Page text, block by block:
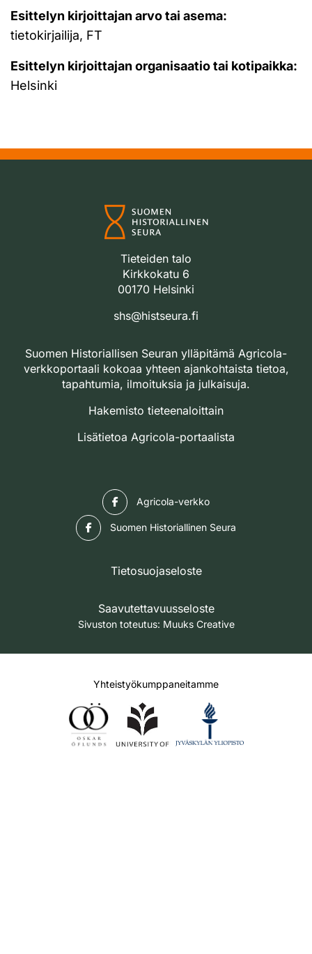
Esittelyn kirjoittajan arvo tai asema:
tietokirjailija, FT
Esittelyn kirjoittajan organisaatio tai kotipaikka:
Helsinki
Tieteiden talo
Kirkkokatu 6
00170 Helsinki
shs@histseura.fi
Suomen Historiallisen Seuran ylläpitämä Agricola-
verkkoportaali kokoaa yhteen ajankohtaista tietoa,
tapahtumia, ilmoituksia ja julkaisuja.
Hakemisto tieteenaloittain
Lisätietoa Agricola-portaalista
Agricola-verkko
Suomen Historiallinen Seura
Tietosuojaseloste
Saavutettavuusseloste
Sivuston toteutus: Muuks Creative
Yhteistyökumppaneitamme